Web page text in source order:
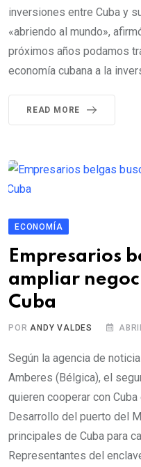
inversiones entre Cuba y
«abriendo al mundo»,
próximos años podamos
economía cubana a la
READ MORE
ECONOMÍA
Empresarios
ampliar
Cuba
POR ANDY VALDES
Según la agencia de
Amberes (Bélgica), el
quieren cooperar con
Desarrollo del puerto del
principales de Cuba para
Representantes del